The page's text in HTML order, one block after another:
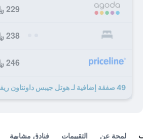
229 ﷼
238 ﷼
246 ﷼
49 صفقة إضافية لـ هوتل جيبس داونتاون ريفرووك
لمحة عن التقييمات فنادق مشابهة